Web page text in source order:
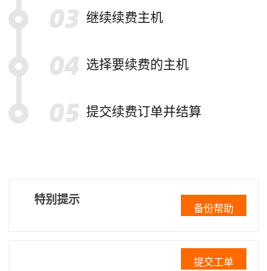
继续续费主机
选择要续费的主机
提交续费订单并结算
特别提示
备份帮助
提交工单